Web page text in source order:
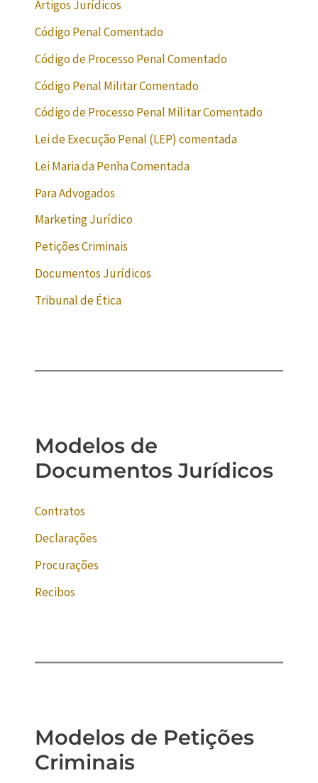
Artigos Jurídicos
Código Penal Comentado
Código de Processo Penal Comentado
Código Penal Militar Comentado
Código de Processo Penal Militar Comentado
Lei de Execução Penal (LEP) comentada
Lei Maria da Penha Comentada
Para Advogados
Marketing Jurídico
Petições Criminais
Documentos Jurídicos
Tribunal de Ética
Modelos de
Documentos Jurídicos
Contratos
Declarações
Procurações
Recibos
Modelos de Petições
Criminais